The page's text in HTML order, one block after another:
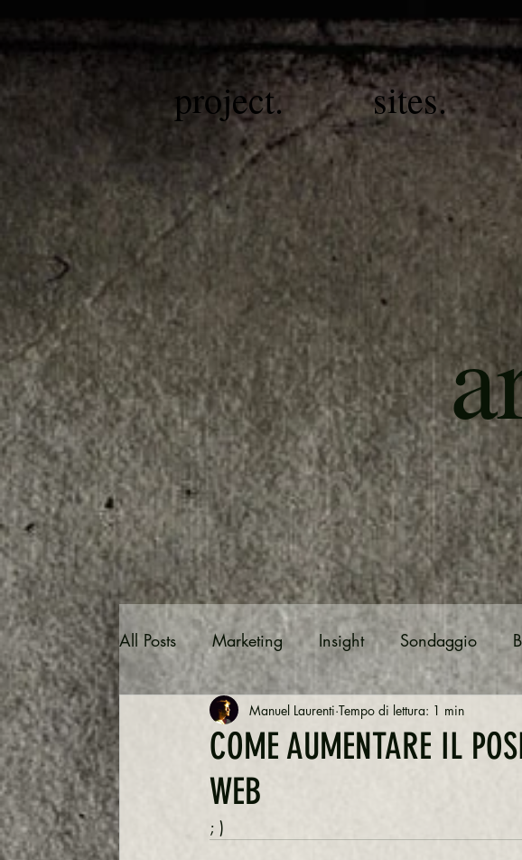
project. sites.
All Posts Marketing Insight Sondaggio
Social Media Business Online
Facebook Blog
COME AUMENTARE IL
WEB
Manuel Laurenti Tempo di lettura: 1 min
; )